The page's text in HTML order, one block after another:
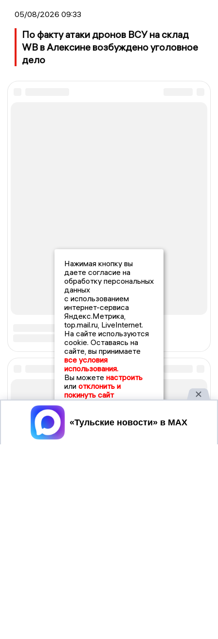
05/08/2026 09:33
По факту атаки дронов ВСУ на склад
WB в Алексине возбуждено уголовное
дело
Нажимая кнопку вы
даете согласие на
обработку персональных
данных
с использованием
интернет-сервиса
Яндекс.Метрика,
top.mail.ru, LiveInternet.
На сайте используются
cookie. Оставаясь на
сайте, вы принимаете
все условия
использования.
Вы можете настроить
или отклонить и
покинуть сайт
Принять